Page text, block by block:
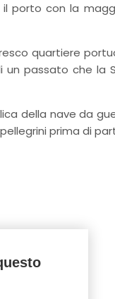
porto con la
quartiere
passato che la
della nave da
prima di